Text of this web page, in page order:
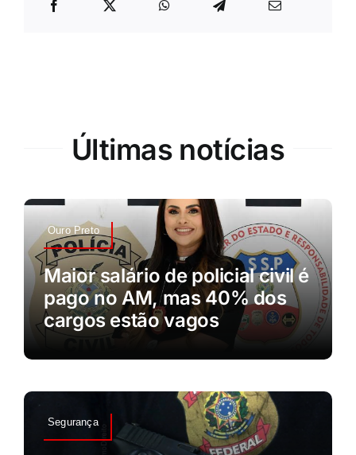
Últimas notícias
Ouro Preto
Maior salário de policial civil é
pago no AM, mas 40% dos
cargos estão vagos
Segurança